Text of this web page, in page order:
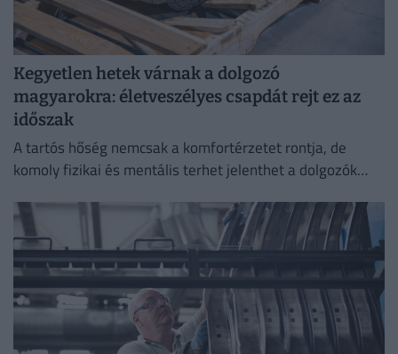
Kegyetlen hetek várnak a dolgozó
magyarokra: életveszélyes csapdát rejt ez az
időszak
A tartós hőség nemcsak a komfortérzetet rontja, de
komoly fizikai és mentális terhet jelenthet a dolgozók